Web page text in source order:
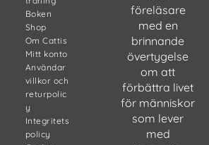
Boken
Shop
Om Cattis
Mitt konto
Användar
villkor och
returpolic
y
Integritets
policy
föreläsare
med en
brinnande
övertygelse
om att
förbättra livet
för människor
som lever
med